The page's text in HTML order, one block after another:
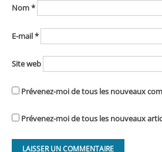
Nom*
E-mail*
Site web
Prévenez-moi de tous les nouveaux
Prévenez-moi de tous les nouveaux